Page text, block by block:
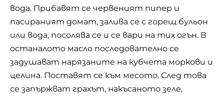
вода. Прибавят се червеният пипер и
пасираният домат, залива се с горещ бульон
или вода, посолява се и се вари на тих огън. В
останалото масло последователно се
задушават нарязаните на кубчета моркови и
целина. Поставят се към месото. След това
се запържват грахът, накъсаното зеле,